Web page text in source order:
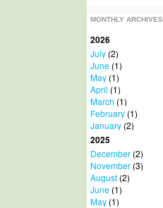
MONTHLY ARCHIVES
2026
July(2)
June(1)
May(1)
April (1)
March (1)
February(1)
January(2)
2025
December(2)
November(3)
August(2)
June(1)
May(1)